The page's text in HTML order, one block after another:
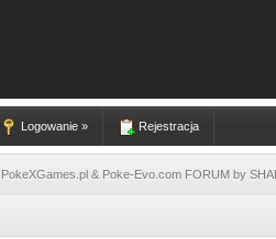
Logowanie » Rejestracja
PokeXGames.pl & Poke-Evo.com FORUM by